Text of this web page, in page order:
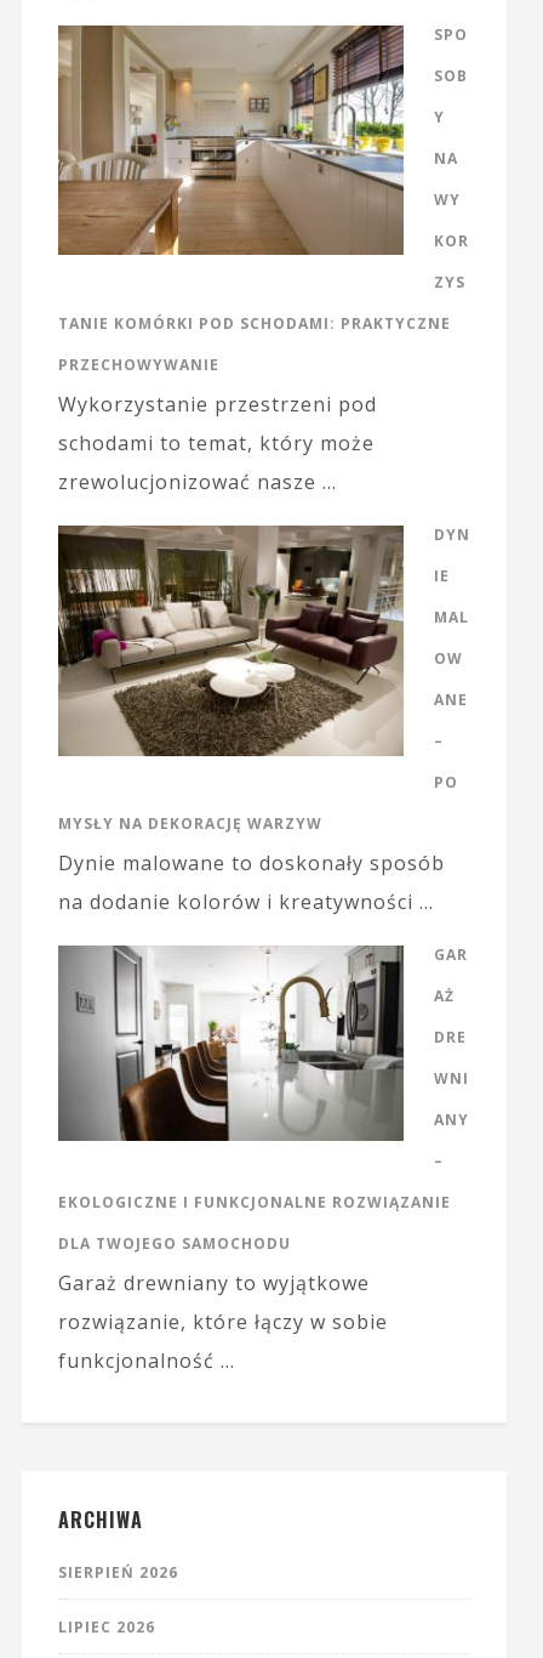
SPO
SOB
Y
NA
WY
KOR
ZYS
TANIE KOMÓRKI POD SCHODAMI: PRAKTYCZNE
PRZECHOWYWANIE
Wykorzystanie przestrzeni pod
schodami to temat, który może
zrewolucjonizować nasze …
DYN
IE
MAL
OW
ANE
–
PO
MYSŁY NA DEKORACJĘ WARZYW
Dynie malowane to doskonały sposób
na dodanie kolorów i kreatywności …
GAR
AŻ
DRE
WNI
ANY
–
EKOLOGICZNE I FUNKCJONALNE ROZWIĄZANIE
DLA TWOJEGO SAMOCHODU
Garaż drewniany to wyjątkowe
rozwiązanie, które łączy w sobie
funkcjonalność …
ARCHIWA
SIERPIEŃ 2026
LIPIEC 2026